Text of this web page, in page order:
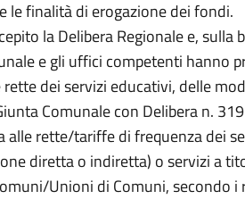
le finalità di erogazione dei fondi.
la Delibera Regionale e,
e gli uffici competenti hanno
dei servizi educativi, delle
Comunale con Delibera n.
alle rette/tariffe di frequenza dei
diretta o indiretta) o servizi a
Unioni di Comuni, secondo i